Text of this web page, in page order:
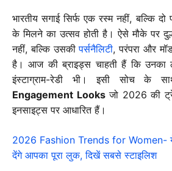
भारतीय सगाई सिर्फ एक रस्म नहीं, बल्कि दो
के मिलने का उत्सव होती है। ऐसे मौके पर
नहीं, बल्कि उसकीपर्सनैलिटी, परंपरा और
है। आज की ब्राइड्स चाहती हैं कि उनका
इंस्टाग्राम-रेडी भी। इसी सोच के
Engagement Looksजो 2026 की
इनसाइट्स पर आधारित हैं।
2026 Fashion Trends for
देंगे आपका पूरा लुक, दिखें सबसे स्टाइलिश